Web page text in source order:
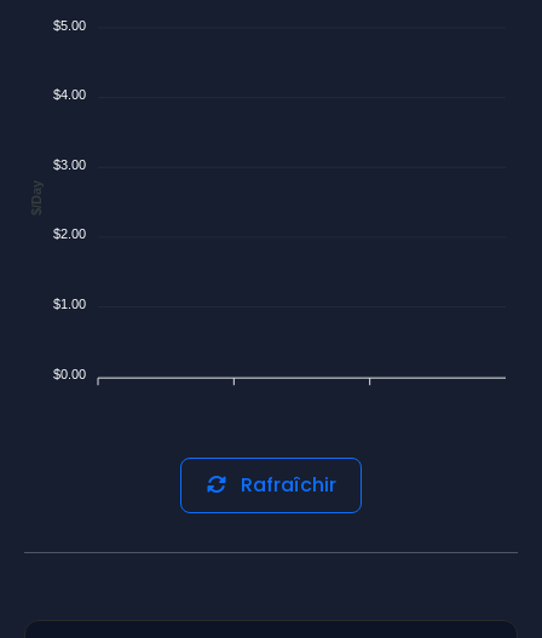
$5.00
$4.00
$3.00
$2.00
$1.00
$0.00
$/Day
Rafraîchir